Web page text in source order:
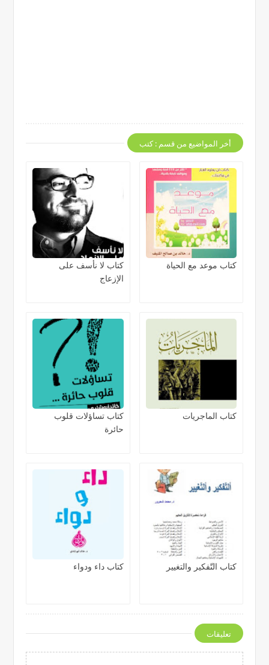
أخر المواضيع من قسم : كتب
كتاب موعد مع الحياة
كتاب لا نأسف على
الإزعاج
كتاب الماجريات
كتاب تساؤلات قلوب
حائرة
كتاب التّفكير والتغيير كتاب داء ودواء
تعليقات